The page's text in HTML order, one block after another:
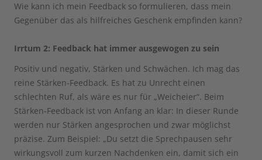
Wie kann ich mein Feedback so formulieren, dass mein
Gegenüber das als hilfreiches Geschenk empfinden kann?
Irrtum 2: Feedback hat immer ausgewogen zu sein
Positiv und negativ, Stärken und Schwächen. Ich mag das
reine Stärken-Feedback. Es hat zu Unrecht einen
schlechten Ruf, als wäre es nur für „Weicheier“. Beim
Stärken-Feedback ist von Anfang an klar: In dieser Runde
werden nur Stärken angesprochen und zwar möglichst
präzise. Zum Beispiel: „Du setzt die Sprechpausen sehr
wirkungsvoll zum kurzen Nachdenken ein, damit sich ein